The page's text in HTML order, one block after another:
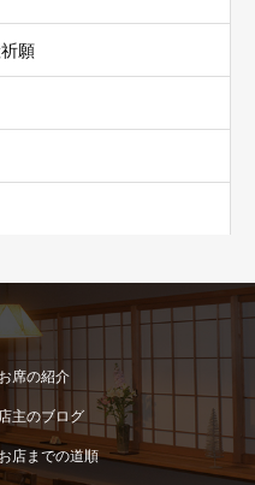
願
お席の紹介
店主のブログ
お店までの道順